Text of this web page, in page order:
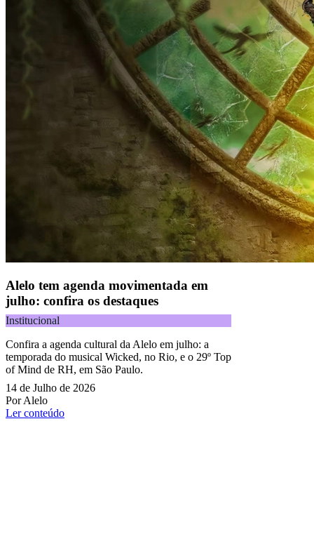
Alelo tem agenda movimentada em
julho: confira os destaques
Institucional
Confira a agenda cultural da Alelo em julho: a
temporada do musical Wicked, no Rio, e o 29º Top
of Mind de RH, em São Paulo.
14 de Julho de 2026
Por Alelo
Ler conteúdo